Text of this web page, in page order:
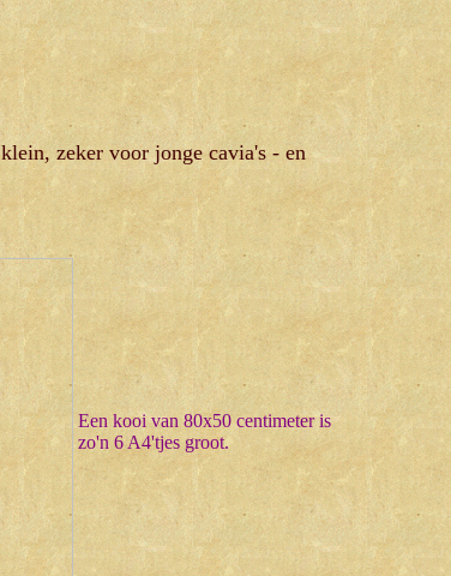
zeker voor jonge cavia's - en
Een kooi van 80x50 centimeter is
zo'n 6 A4'tjes groot.